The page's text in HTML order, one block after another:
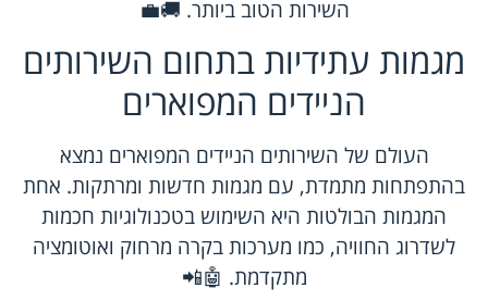
השירות הטוב ביותר. 🚚💼
מגמות עתידיות בתחום השירותים
הניידים המפוארים
העולם של השירותים הניידים המפוארים נמצא
בהתפתחות מתמדת, עם מגמות חדשות ומרתקות. אחת
המגמות הבולטות היא השימוש בטכנולוגיות חכמות
לשדרוג החוויה, כמו מערכות בקרה מרחוק ואוטומציה
מתקדמת. 🤖📲